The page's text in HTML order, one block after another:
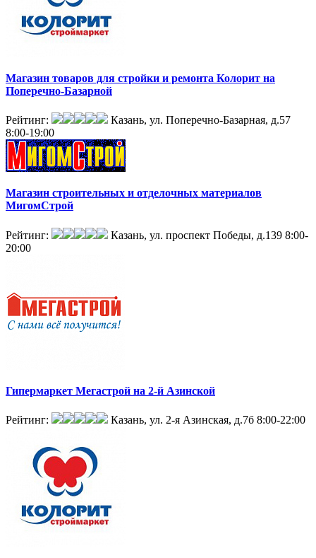
Магазин товаров для стройки и ремонта Колорит на
Поперечно-Базарной
Рейтинг:
Казань, ул. Поперечно-Базарная, д.57
8:00-19:00
Магазин строительных и отделочных материалов
МигомСтрой
Рейтинг: Казань, ул. проспект Победы, д.139 8:00-
20:00
Гипермаркет Мегастрой на 2-й Азинской
Рейтинг: Казань, ул. 2-я Азинская, д.7б 8:00-22:00